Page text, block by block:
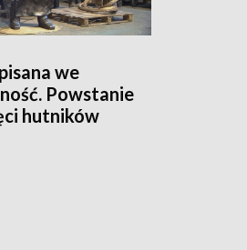
we
Powstanie
hutników